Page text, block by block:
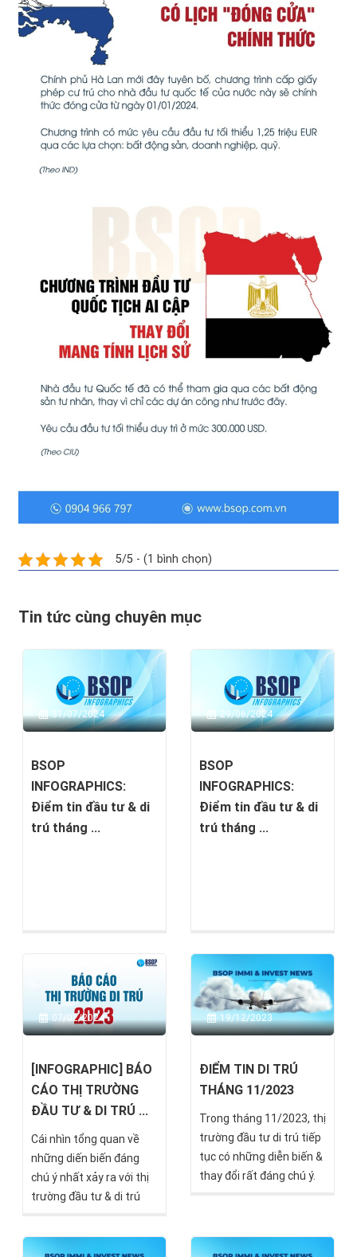
5/5 - (1 bình chọn)
Tin tức cùng chuyên mục
31/07/2024
BSOP
INFOGRAPHICS:
Điểm tin đầu tư & di
trú tháng ...
29/06/2024
BSOP
INFOGRAPHICS:
Điểm tin đầu tư & di
trú tháng ...
07/02/2024
[INFOGRAPHIC] BÁO
CÁO THỊ TRƯỜNG
ĐẦU TƯ & DI TRÚ ...
Cái nhìn tổng quan về
những diến biến đáng
chú ý nhất xảy ra với thị
trường đầu tư & di trú
xu thế trong năm 2024.
19/12/2023
ĐIỂM TIN DI TRÚ
THÁNG 11/2023
Trong tháng 11/2023, thị
trường đầu tư di trú tiếp
tục có những diễn biến &
thay đổi rất đáng chú ý.